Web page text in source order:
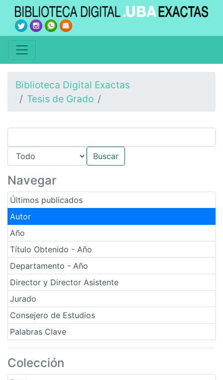
Biblioteca Digital Exactas
Tesis de Grado
Navegar
Últimos publicados
Autor
Año
Título Obtenido - Año
Departamento - Año
Director y Director Asistente
Jurado
Consejero de Estudios
Palabras Clave
Colección